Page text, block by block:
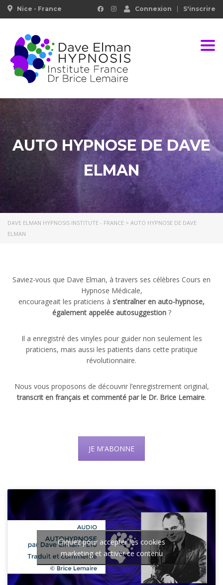
Connexion S'inscrire
Nice - France
AUTO HYPNOSE DE DAVE
ELMAN
DAVE ELMAN HYPNOSIS INSTITUTE - FRANCE > AUTO HYPNOSE DE DAVE
ELMAN
Saviez-vous que Dave Elman, à travers ses célèbres Cours en
Hypnose Médicale,
encourageait les praticiens à s’entraîner en auto-hypnose,
également appelée autosuggestion?
Il a enregistré des vinyles pour guider non seulement les
praticiens, mais aussi les patients dans cette pratique
révolutionnaire.
Nous vous proposons de découvrir l’enregistrement original,
transcrit en français et commenté par le Dr. Brice Lemaire.
JE M'ABONNE
Cliquez pour accepter les cookies
marketing et activer ce contenu